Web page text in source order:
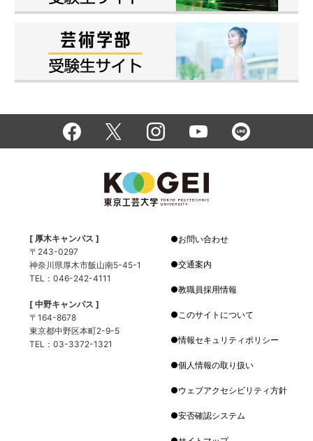
[ 厚木キャンパス ]
〒243-0297
神奈川県厚木市飯山南5-45-1
TEL：046-242-4111
[ 中野キャンパス ]
〒164-8678
東京都中野区本町2-9-5
TEL：03-3372-1321
お問い合わせ
交通案内
教職員採用情報
このサイトについて
情報セキュリティポリシー
個人情報の取り扱い
ウェブアクセシビリティ方針
安否確認システム